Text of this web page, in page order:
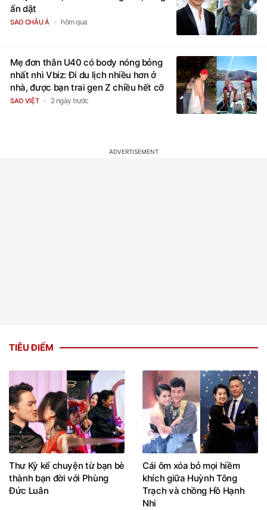
ẩn dật
SAO CHÂU Á hôm qua
Mẹ đơn thân U40 có body nóng bỏng
nhất nhì Vbiz: Đi du lịch nhiều hơn ở
nhà, được bạn trai gen Z chiều hết cỡ
SAO VIỆT 2 ngày trước
TIÊU ĐIỂM
Thư Kỳ kể chuyện từ bạn bè
thành bạn đời với Phùng
Đức Luân
Cái ôm xóa bỏ mọi hiềm
khích giữa Huỳnh Tông
Trạch và chồng Hồ Hạnh
Nhi